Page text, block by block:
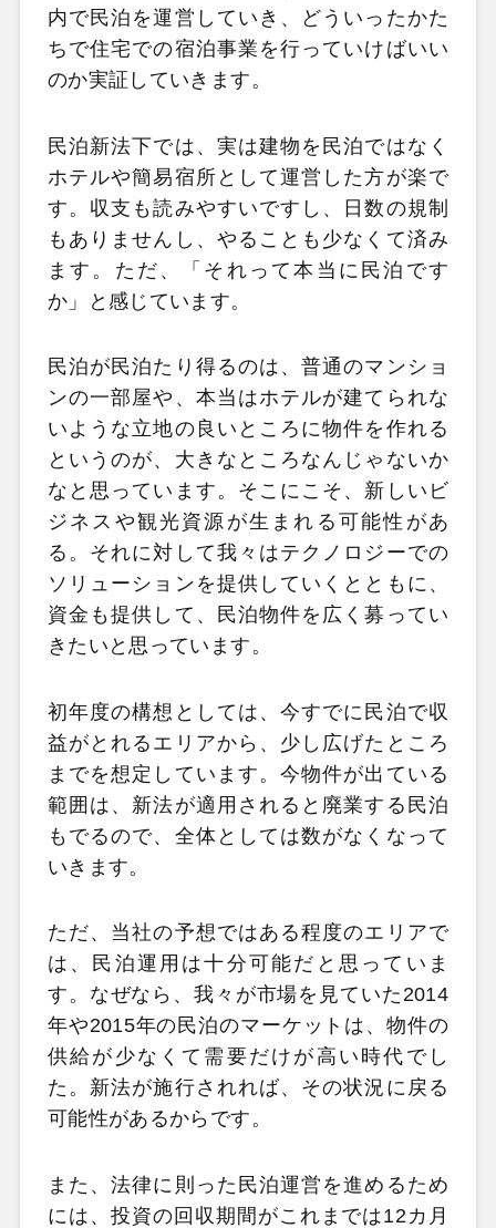
内で民泊を運営していき、どういったかた
ちで住宅での宿泊事業を行っていけばいい
のか実証していきます。
民泊新法下では、実は建物を民泊ではなく
ホテルや簡易宿所として運営した方が楽で
す。収支も読みやすいですし、日数の規制
もありませんし、やることも少なくて済み
ます。ただ、「それって本当に民泊です
か」と感じています。
民泊が民泊たり得るのは、普通のマンショ
ンの一部屋や、本当はホテルが建てられな
いような立地の良いところに物件を作れる
というのが、大きなところなんじゃないか
なと思っています。そこにこそ、新しいビ
ジネスや観光資源が生まれる可能性があ
る。それに対して我々はテクノロジーでの
ソリューションを提供していくとともに、
資金も提供して、民泊物件を広く募ってい
きたいと思っています。
初年度の構想としては、今すでに民泊で収
益がとれるエリアから、少し広げたところ
までを想定しています。今物件が出ている
範囲は、新法が適用されると廃業する民泊
もでるので、全体としては数がなくなって
いきます。
ただ、当社の予想ではある程度のエリアで
は、民泊運用は十分可能だと思っていま
す。なぜなら、我々が市場を見ていた2014
年や2015年の民泊のマーケットは、物件の
供給が少なくて需要だけが高い時代でし
た。新法が施行されれば、その状況に戻る
可能性があるからです。
また、法律に則った民泊運営を進めるため
には、投資の回収期間がこれまでは12カ月